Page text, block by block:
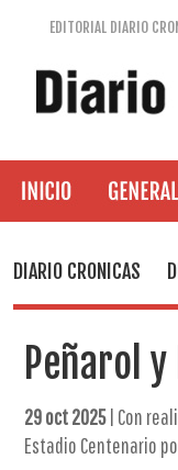
EDITORIAL DIARIO
DIARIO CRONICAS
Peñarol
29 oct 2025| Con
Estadio Centenario